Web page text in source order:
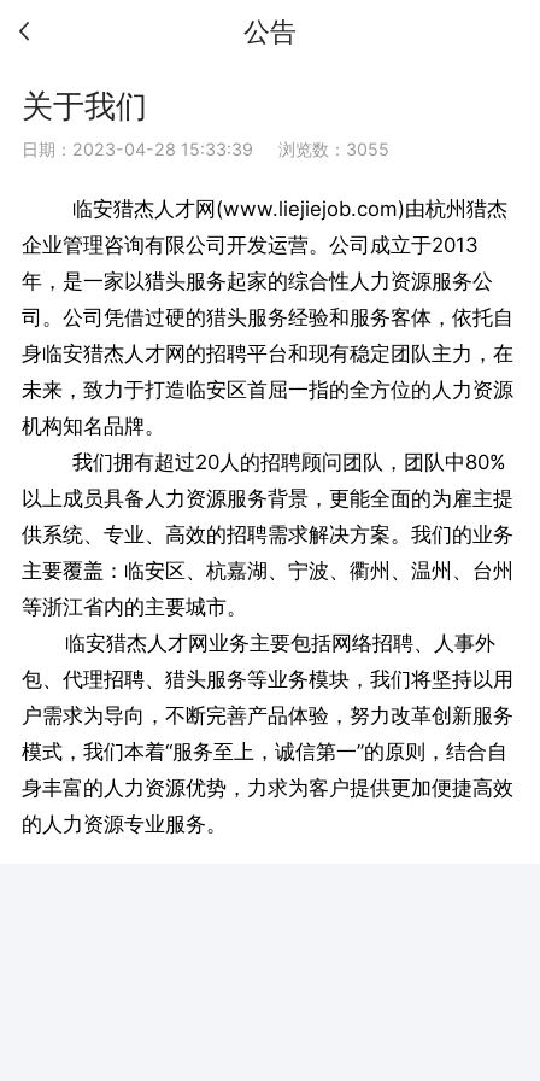
公告
关于我们
日期：2023-04-28 15:33:39浏览数：3055
临安猎杰人才网(www.liejiejob.com)由杭州猎杰
企业管理咨询有限公司开发运营。公司成立于2013
年，是一家以猎头服务起家的综合性人力资源服务公
司。公司凭借过硬的猎头服务经验和服务客体，依托自
身临安猎杰人才网的招聘平台和现有稳定团队主力，在
未来，致力于打造临安区首屈一指的全方位的人力资源
机构知名品牌。
我们拥有超过20人的招聘顾问团队，团队中80%
以上成员具备人力资源服务背景，更能全面的为雇主提
供系统、专业、高效的招聘需求解决方案。我们的业务
主要覆盖：临安区、杭嘉湖、宁波、衢州、温州、台州
等浙江省内的主要城市。
临安猎杰人才网业务主要包括网络招聘、人事外
包、代理招聘、猎头服务等业务模块，我们将坚持以用
户需求为导向，不断完善产品体验，努力改革创新服务
模式，我们本着“服务至上，诚信第一”的原则，结合自
身丰富的人力资源优势，力求为客户提供更加便捷高效
的人力资源专业服务。